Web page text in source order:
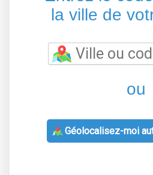
la ville de
ou
Géolocalisez-moi